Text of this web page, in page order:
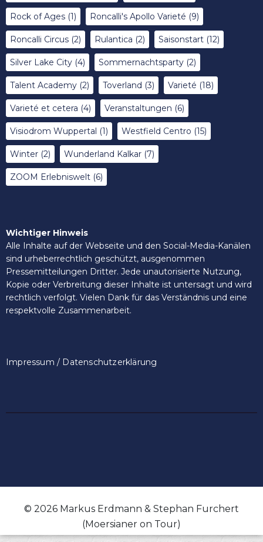
Rock of Ages (1) Roncalli's Apollo Varieté (9)
Roncalli Circus (2) Rulantica (2) Saisonstart (12)
Silver Lake City (4) Sommernachtsparty (2)
Talent Academy (2) Toverland (3) Varieté (18)
Varieté et cetera (4) Veranstaltungen (6)
Visiodrom Wuppertal (1) Westfield Centro (15)
Winter (2) Wunderland Kalkar (7)
ZOOM Erlebniswelt (6)
Wichtiger Hinweis
Alle Inhalte auf der Webseite und den Social-Media-Kanälen
sind urheberrechtlich geschützt, ausgenommen
Pressemitteilungen Dritter. Jede unautorisierte Nutzung,
Kopie oder Verbreitung dieser Inhalte ist untersagt und wird
rechtlich verfolgt. Vielen Dank für das Verständnis und eine
respektvolle Zusammenarbeit.
Impressum / Datenschutzerklärung
© 2026 Markus Erdmann & Stephan Furchert
(Moersianer on Tour)